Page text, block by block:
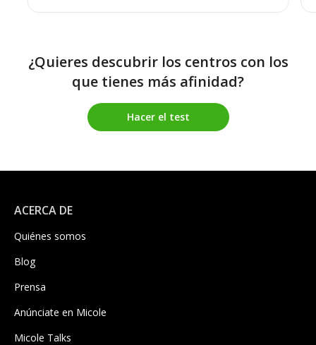
¿Quieres descubrir los centros con los
que tienes más afinidad?
Hacer el test
ACERCA DE
Quiénes somos
Blog
Prensa
Anúnciate en Micole
Micole Talks